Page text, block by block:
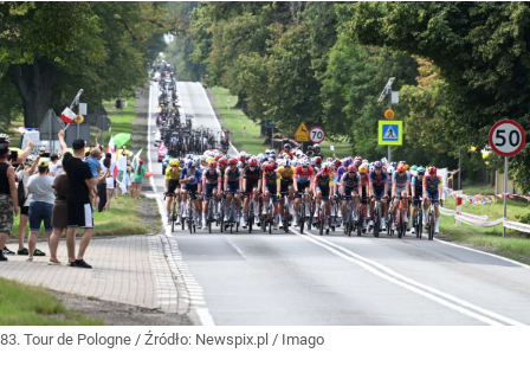
83. Tour de Pologne / Źródło: Newspix.pl / Imago